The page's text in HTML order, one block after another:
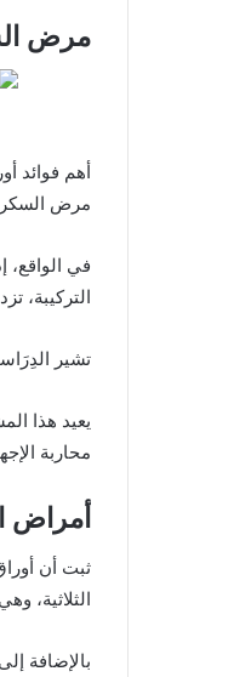
مرض
مرض
في الواقع،
التركيبة،
تشير
يعيد هذا
محاربة
أمراض
ثبت أن
الثلاثية،